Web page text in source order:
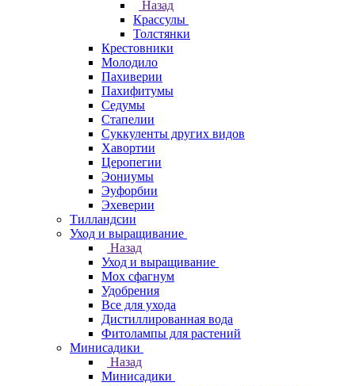
Назад
Крассулы
Толстянки
Крестовники
Молодило
Пахиверии
Пахифитумы
Седумы
Стапелии
Суккуленты других видов
Хавортии
Церопегии
Эониумы
Эуфорбии
Эхеверии
Тилландсии
Уход и выращивание
Назад
Уход и выращивание
Мох сфагнум
Удобрения
Все для ухода
Дистиллированная вода
Фитолампы для растений
Минисадики
Назад
Минисадики